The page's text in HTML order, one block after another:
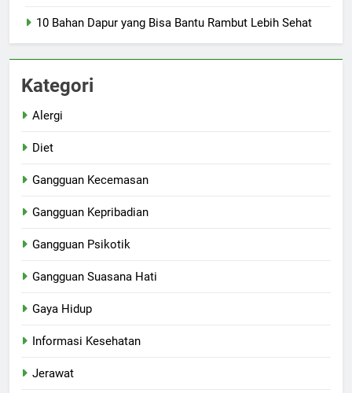
10 Bahan Dapur yang Bisa Bantu Rambut Lebih Sehat
Kategori
Alergi
Diet
Gangguan Kecemasan
Gangguan Kepribadian
Gangguan Psikotik
Gangguan Suasana Hati
Gaya Hidup
Informasi Kesehatan
Jerawat